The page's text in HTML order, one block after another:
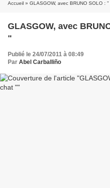
Accueil » GLASGOW, avec BRUNO SOLO :
GLASGOW, avec
"
Publié le 24/07/2011 à 08:49
Par Abel Carballiño